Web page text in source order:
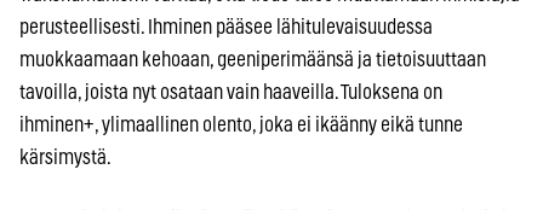
perusteellisesti. Ihminen pääsee lähitulevaisuudessa
muokkaamaan kehoaan, geeniperimäänsä ja tietoisuuttaan
tavoilla, joista nyt osataan vain haaveilla. Tuloksena on
ihminen+, ylimaallinen olento, joka ei ikäänny eikä tunne
kärsimystä.